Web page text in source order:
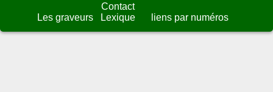
Les graveurs
Contact
Lexique
liens par numéros